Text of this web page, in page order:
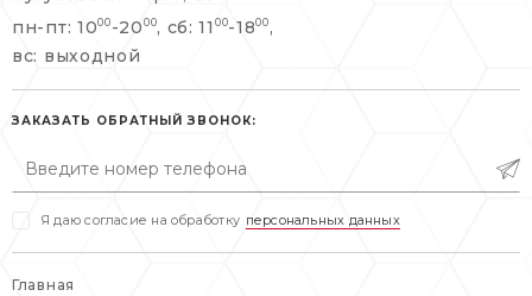
info@belveder-e.ru
пн-пт: 10:00-20:00
сб, вс: выходной
info@belveder-e.ru
пн-пт: 10:00-19:00
вс: выходной
пн-пт: 1000 -20 00, сб: 11 00-1800 ,
вс: выходной
ЗАКАЗАТЬ ОБРАТНЫЙ ЗВОНОК:
Я даю согласие на обработку персональных данных
Главная